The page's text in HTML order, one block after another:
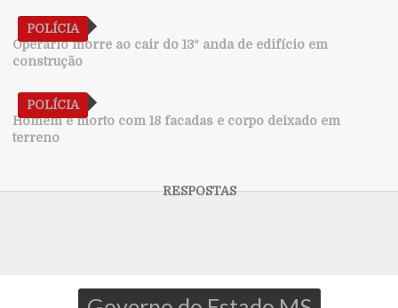
POLÍCIA
Operário morre ao cair do 13º anda de edifício em
construção
POLÍCIA
Homem é morto com 18 facadas e corpo deixado em
terreno